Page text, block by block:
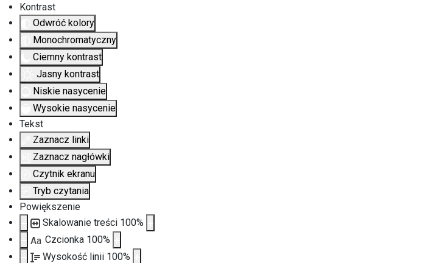
Kontrast
Odwróć kolory
Monochromatyczny
Ciemny kontrast
Jasny kontrast
Niskie nasycenie
Wysokie nasycenie
Tekst
Zaznacz linki
Zaznacz nagłówki
Czytnik ekranu
Tryb czytania
Powiększenie
Skalowanie treści 100%
Aa Czcionka 100%
Wysokość linii 100%